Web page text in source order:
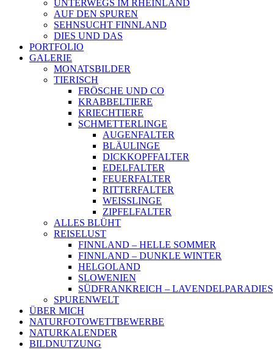
UNTERWEGS IM RHEINLAND
AUF DEN SPUREN
SEHNSUCHT FINNLAND
DIES UND DAS
PORTFOLIO
GALERIE
MONATSBILDER
TIERISCH
FRÖSCHE UND CO
KRABBELTIERE
KRIECHTIERE
SCHMETTERLINGE
AUGENFALTER
BLÄULINGE
DICKKOPFFALTER
EDELFALTER
FEUERFALTER
RITTERFALTER
WEISSLINGE
ZIPFELFALTER
ALLES BLÜHT
REISELUST
FINNLAND – HELLE SOMMER
FINNLAND – DUNKLE WINTER
HELGOLAND
SLOWENIEN
SÜDFRANKREICH – LAVENDELPARADIES
SPURENWELT
ÜBER MICH
NATURFOTOWETTBEWERBE
NATURKALENDER
BILDNUTZUNG